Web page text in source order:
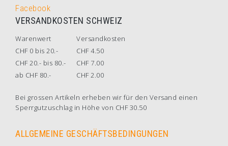
Facebook
VERSANDKOSTEN SCHWEIZ
Warenwert
Versandkosten
CHF 0 bis 20.-
CHF 4.50
CHF 20.- bis 80.-
CHF 7.00
ab CHF 80.-
CHF 2.00
Bei grossen Artikeln erheben wir für den Versand einen
Sperrgutzuschlag in Höhe von CHF 30.50
ALLGEMEINE GESCHÄFTSBEDINGUNGEN